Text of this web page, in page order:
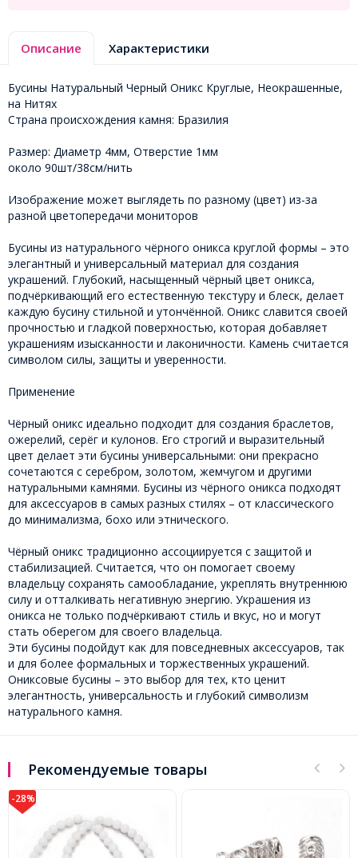
Описание Характеристики
Бусины Натуральный Черный Оникс Круглые, Неокрашенные,
на Нитях
Страна происхождения камня: Бразилия
Размер: Диаметр 4мм, Отверстие 1мм
около 90шт/38см/нить
Изображение может выглядеть по разному (цвет) из-за
разной цветопередачи мониторов
Бусины из натурального чёрного оникса круглой формы – это
элегантный и универсальный материал для создания
украшений. Глубокий, насыщенный чёрный цвет оникса,
подчёркивающий его естественную текстуру и блеск, делает
каждую бусину стильной и утончённой. Оникс славится своей
прочностью и гладкой поверхностью, которая добавляет
украшениям изысканности и лаконичности. Камень считается
символом силы, защиты и уверенности.
Применение
Чёрный оникс идеально подходит для создания браслетов,
ожерелий, серёг и кулонов. Его строгий и выразительный
цвет делает эти бусины универсальными: они прекрасно
сочетаются с серебром, золотом, жемчугом и другими
натуральными камнями. Бусины из чёрного оникса подходят
для аксессуаров в самых разных стилях – от классического
до минимализма, бохо или этнического.
Чёрный оникс традиционно ассоциируется с защитой и
стабилизацией. Считается, что он помогает своему
владельцу сохранять самообладание, укреплять внутреннюю
силу и отталкивать негативную энергию. Украшения из
оникса не только подчёркивают стиль и вкус, но и могут
стать оберегом для своего владельца.
Эти бусины подойдут как для повседневных аксессуаров, так
и для более формальных и торжественных украшений.
Ониксовые бусины – это выбор для тех, кто ценит
элегантность, универсальность и глубокий символизм
натурального камня.
Рекомендуемые товары
-28%